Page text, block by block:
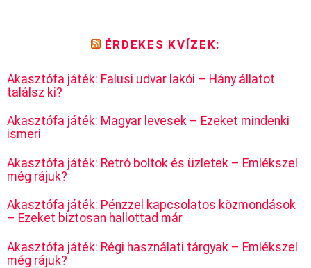
ÉRDEKES KVÍZEK:
Akasztófa játék: Falusi udvar lakói – Hány állatot
találsz ki?
Akasztófa játék: Magyar levesek – Ezeket mindenki
ismeri
Akasztófa játék: Retró boltok és üzletek – Emlékszel
még rájuk?
Akasztófa játék: Pénzzel kapcsolatos közmondások
– Ezeket biztosan hallottad már
Akasztófa játék: Régi használati tárgyak – Emlékszel
még rájuk?